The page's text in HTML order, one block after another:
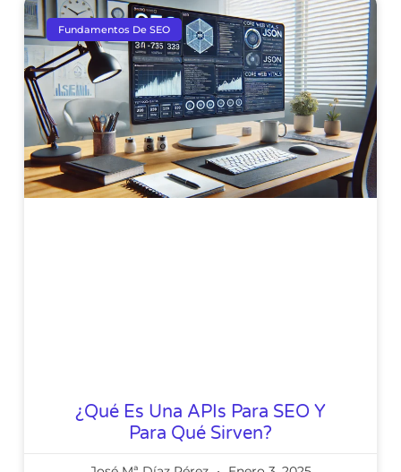
Fundamentos De SEO
¿Qué Es Una APIs Para SEO Y
Para Qué Sirven?